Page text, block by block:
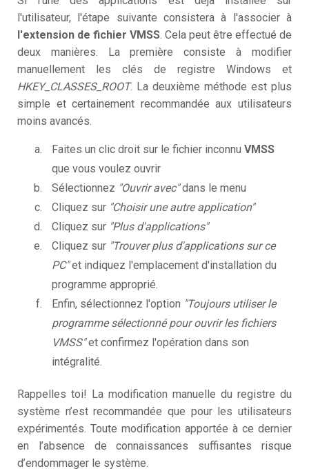
l'utilisateur, l'étape suivante consistera à l'associer à
l'extension de fichier VMSS. Cela peut être effectué de
deux manières. La première consiste à modifier
manuellement les clés de registre Windows et
HKEY_CLASSES_ROOT. La deuxième méthode est plus
simple et certainement recommandée aux utilisateurs
moins avancés.
Faites un clic droit sur le fichier inconnu VMSS
que vous voulez ouvrir
Sélectionnez "Ouvrir avec"dans le menu
Cliquez sur "Choisir une autre application"
Cliquez sur "Plus d'applications"
Cliquez sur "Trouver plus d'applications sur ce
PC"et indiquez l'emplacement d'installation du
programme approprié.
Enfin, sélectionnez l'option "Toujours utiliser le
programme sélectionné pour ouvrir les fichiers
VMSS"et confirmez l'opération dans son
intégralité.
Rappelles toi! La modification manuelle du registre du
système n’est recommandée que pour les utilisateurs
expérimentés. Toute modification apportée à ce dernier
en l’absence de connaissances suffisantes risque
d’endommager le système.